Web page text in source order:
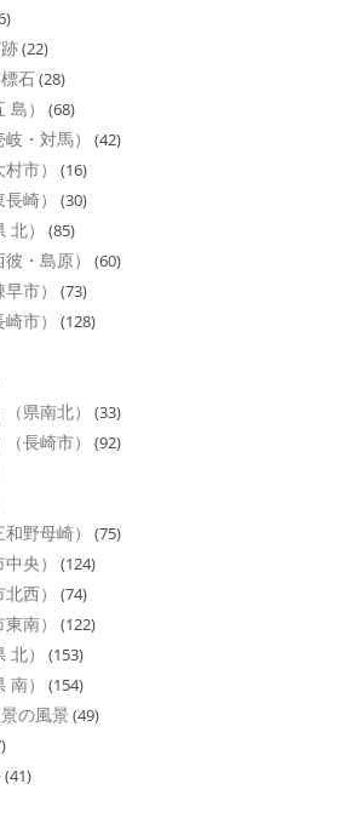
(22)
石(28)
） (68)
・対馬） (42)
市） (16)
崎） (30)
） (85)
・島原） (60)
市） (73)
市） (128)
県南北） (33)
長崎市） (92)
野母崎） (75)
央） (124)
西） (74)
南） (122)
） (153)
） (154)
の風景 (49)
(41)